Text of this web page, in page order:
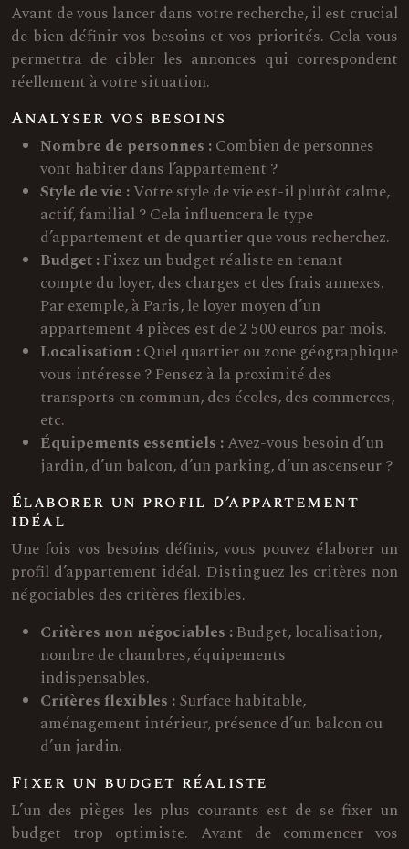
Avant de vous lancer dans votre recherche, il est crucial
de bien définir vos besoins et vos priorités. Cela vous
permettra de cibler les annonces qui correspondent
réellement à votre situation.
Analyser vos besoins
Nombre de personnes :Combien de personnes
vont habiter dans l’appartement ?
Style de vie :Votre style de vie est-il plutôt calme,
actif, familial ? Cela influencera le type
d’appartement et de quartier que vous recherchez.
Budget :Fixez un budget réaliste en tenant
compte du loyer, des charges et des frais annexes.
Par exemple, à Paris, le loyer moyen d’un
appartement 4 pièces est de 2 500 euros par mois.
Localisation :Quel quartier ou zone géographique
vous intéresse ? Pensez à la proximité des
transports en commun, des écoles, des commerces,
etc.
Équipements essentiels :Avez-vous besoin d’un
jardin, d’un balcon, d’un parking, d’un ascenseur ?
Élaborer un profil d’appartement
idéal
Une fois vos besoins définis, vous pouvez élaborer un
profil d’appartement idéal. Distinguez les critères non
négociables des critères flexibles.
Critères non négociables :Budget, localisation,
nombre de chambres, équipements
indispensables.
Critères flexibles :Surface habitable,
aménagement intérieur, présence d’un balcon ou
d’un jardin.
Fixer un budget réaliste
L’un des pièges les plus courants est de se fixer un
budget trop optimiste. Avant de commencer vos